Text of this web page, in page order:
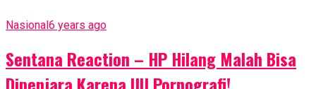
Nasional6 years ago
Sentana Reaction – HP Hilang Malah Bisa